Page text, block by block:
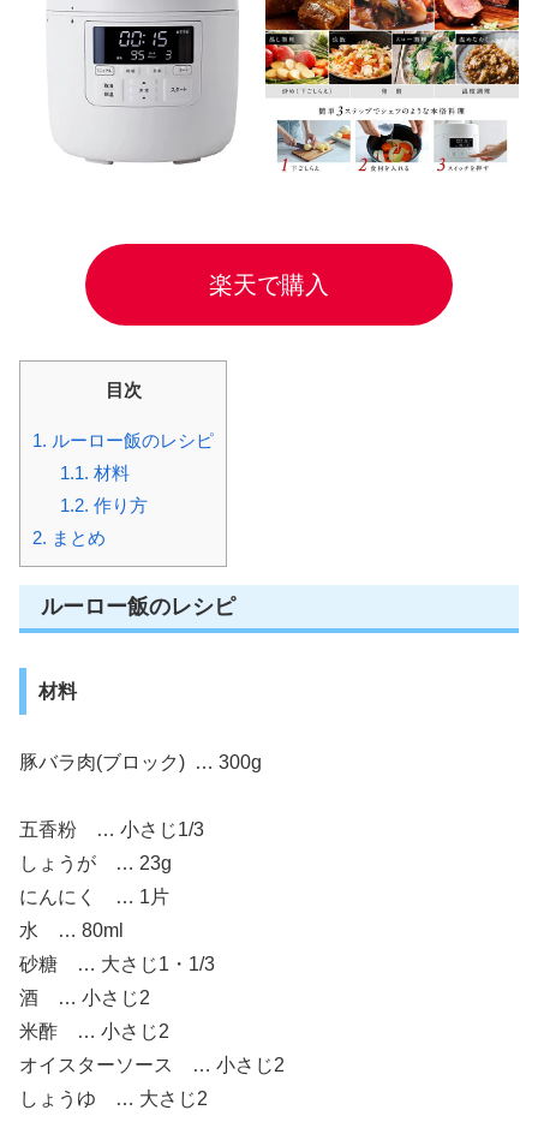
楽天で購入
目次
1. ルーロー飯のレシピ
1.1. 材料
1.2. 作り方
2. まとめ
ルーロー飯のレシピ
材料
豚バラ肉(ブロック) … 300g
五香粉 … 小さじ1/3
しょうが … 23g
にんにく … 1片
水 … 80ml
砂糖 … 大さじ1・1/3
酒 … 小さじ2
米酢 … 小さじ2
オイスターソース … 小さじ2
しょうゆ … 大さじ2